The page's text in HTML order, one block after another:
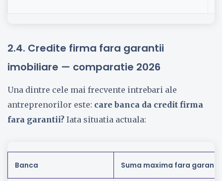
2.4. Credite firma fara garantii
imobiliare — comparatie 2026
Una dintre cele mai frecvente intrebari ale
antreprenorilor este: care banca da credit firma
fara garantii? Iata situatia actuala:
Banca Suma maxima fara